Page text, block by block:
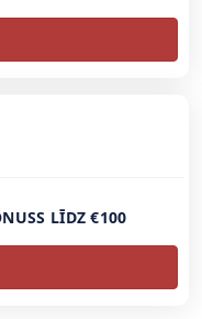
LĪDZ €100